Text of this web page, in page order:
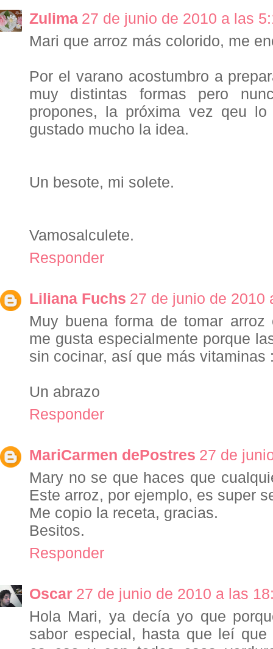
Zulima 27 de junio de 2010 a las
Mari que arroz más colorido, me
Por el varano acostumbro a
muy distintas formas pero
propones, la próxima vez qeu
gustado mucho la idea.
Un besote, mi solete.
Vamosalculete.
Responder
Liliana Fuchs 27 de junio de 2010
Muy buena forma de tomar
me gusta especialmente porque
sin cocinar, así que más vitaminas
Un abrazo
Responder
MariCarmen dePostres 27 de
Mary no se que haces que
Este arroz, por ejemplo, es super
Me copio la receta, gracias.
Besitos.
Responder
Oscar 27 de junio de 2010 a las
Hola Mari, ya decía yo que
sabor especial, hasta que leí